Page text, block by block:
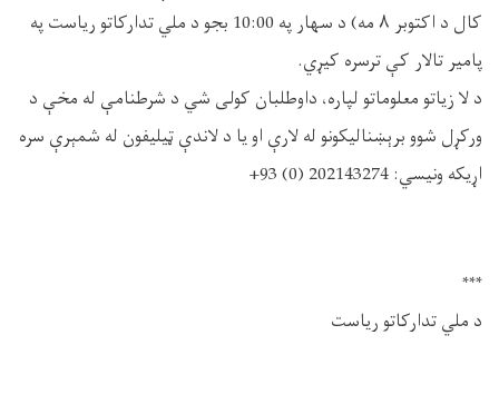
کال د اکتوبر ۸مه) د سهار په 10:00 بجود مليتدارکاتوریاستپه
پامیر تالار کېترسره کیړي.
دلازیاتومعلوماتولپاره، داوطلبان کولی شي د شرطنامې له مخې د
ورکړل شووبرېښنالیکونولهلارې اویا دلاندېټیلیفون له شمېرې سره
اړیکه ونیسي:
+93 (0) 202143274
***
د مليتدارکاتوریاست